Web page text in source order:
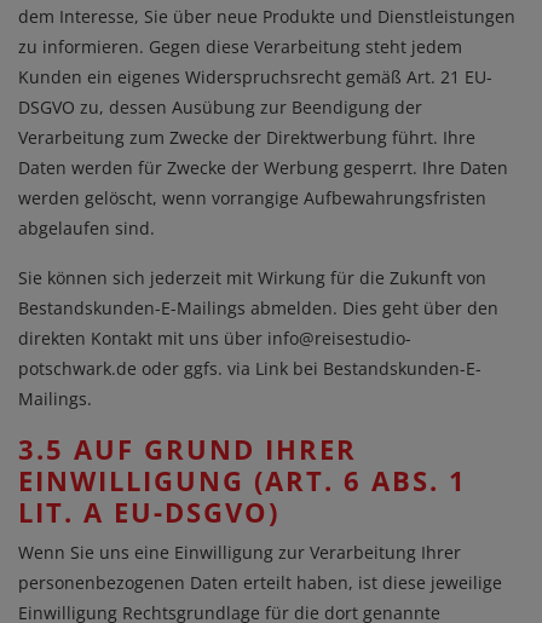
dem Interesse, Sie über neue Produkte und Dienstleistungen
zu informieren. Gegen diese Verarbeitung steht jedem
Kunden ein eigenes Widerspruchsrecht gemäß Art. 21 EU-
DSGVO zu, dessen Ausübung zur Beendigung der
Verarbeitung zum Zwecke der Direktwerbung führt. Ihre
Daten werden für Zwecke der Werbung gesperrt. Ihre Daten
werden gelöscht, wenn vorrangige Aufbewahrungsfristen
abgelaufen sind.
Sie können sich jederzeit mit Wirkung für die Zukunft von
Bestandskunden-E-Mailings abmelden. Dies geht über den
direkten Kontakt mit uns über info@reisestudio-
potschwark.de oder ggfs. via Link bei Bestandskunden-E-
Mailings.
3.5 AUF GRUND IHRER
EINWILLIGUNG (ART. 6 ABS. 1
LIT. A EU-DSGVO)
Wenn Sie uns eine Einwilligung zur Verarbeitung Ihrer
personenbezogenen Daten erteilt haben, ist diese jeweilige
Einwilligung Rechtsgrundlage für die dort genannte